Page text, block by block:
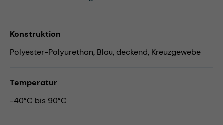
Konstruktion
Polyester-Polyurethan, Blau, deckend, Kreuzgewebe
Temperatur
-40°C bis 90°C